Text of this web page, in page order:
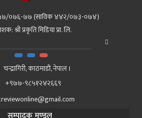
०७६-७७ (साविक ४४२/०७३-०७४)
श्री प्रकृति मिडिया प्रा. लि.
चन्द्रागिरी, काठमाडाैं, नेपाल ।
+९७७-९८५१२४२६६९